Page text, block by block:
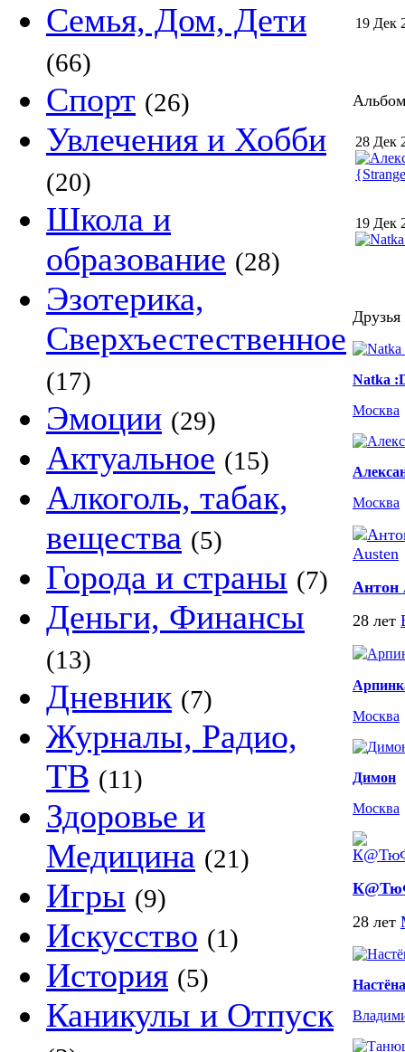
Семья, Дом, Дети
(66)
Спорт (26)
Увлечения и Хобби
(20)
Школа и
образование (28)
Эзотерика,
Сверхъестественное
(17)
Эмоции (29)
Актуальное (15)
Алкоголь, табак,
вещества (5)
Города и страны (7)
Деньги, Финансы
(13)
Дневник (7)
Журналы, Радио,
ТВ (11)
Здоровье и
Медицина (21)
Игры (9)
Искусство (1)
История (5)
Каникулы и Отпуск
19 Дек
28 Дек
19 Дек
Друзья
Natka
Москва
Москва
Антон
28 лет
Москва
Димон
Москва
28 лет